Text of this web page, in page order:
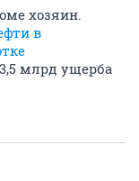
хозяин.
в
млрд ущерба